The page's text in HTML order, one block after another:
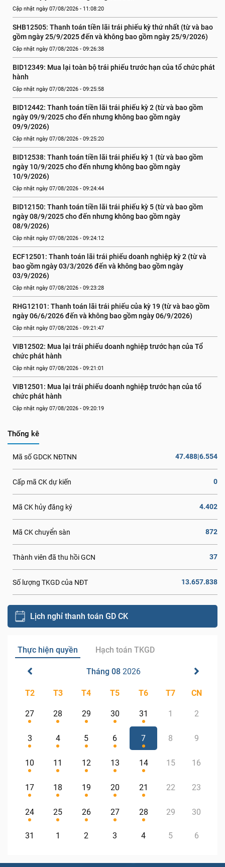
Cập nhật ngày 07/08/2026 - 11:08:20
SHB12505: Thanh toán tiền lãi trái phiếu kỳ thứ nhất (từ và bao
gồm ngày 25/9/2025 đến và không bao gồm ngày 25/9/2026)
Cập nhật ngày 07/08/2026 - 09:26:38
BID12349: Mua lại toàn bộ trái phiếu trước hạn của tổ chức phát
hành
Cập nhật ngày 07/08/2026 - 09:25:58
BID12442: Thanh toán tiền lãi trái phiếu kỳ 2 (từ và bao gồm
ngày 09/9/2025 cho đến nhưng không bao gồm ngày
09/9/2026)
Cập nhật ngày 07/08/2026 - 09:25:20
BID12538: Thanh toán tiền lãi trái phiếu kỳ 1 (từ và bao gồm
ngày 10/9/2025 cho đến nhưng không bao gồm ngày
10/9/2026)
Cập nhật ngày 07/08/2026 - 09:24:44
BID12150: Thanh toán tiền lãi trái phiếu kỳ 5 (từ và bao gồm
ngày 08/9/2025 cho đến nhưng không bao gồm ngày
08/9/2026)
Cập nhật ngày 07/08/2026 - 09:24:12
ECF12501: Thanh toán lãi trái phiếu doanh nghiệp kỳ 2 (từ và
bao gồm ngày 03/3/2026 đến và không bao gồm ngày
03/9/2026)
Cập nhật ngày 07/08/2026 - 09:23:28
RHG12101: Thanh toán lãi trái phiếu của kỳ 19 (từ và bao gồm
ngày 06/6/2026 đến và không bao gồm ngày 06/9/2026)
Cập nhật ngày 07/08/2026 - 09:21:47
VIB12502: Mua lại trái phiếu doanh nghiệp trước hạn của Tổ
chức phát hành
Cập nhật ngày 07/08/2026 - 09:21:01
VIB12501: Mua lại trái phiếu doanh nghiệp trước hạn của tổ
chức phát hành
Cập nhật ngày 07/08/2026 - 09:20:19
Thống kê
Mã số GDCK NĐTNN 47.488|6.554
Cấp mã CK dự kiến 0
Mã CK hủy đăng ký 4.402
Mã CK chuyển sàn 872
Thành viên đã thu hồi GCN 37
Số lượng TKGD của NĐT 13.657.838
Lịch nghỉ thanh toán GD CK
Thực hiện quyền Hạch toán TKGD
Tháng 08 2026
T2 T3 T4 T5 T6 T7 CN
27 28 29 30 31 1 2
3 4 5 6 7 8 9
10 11 12 13 14 15 16
17 18 19 20 21 22 23
24 25 26 27 28 29 30
31 1 2 3 4 5 6